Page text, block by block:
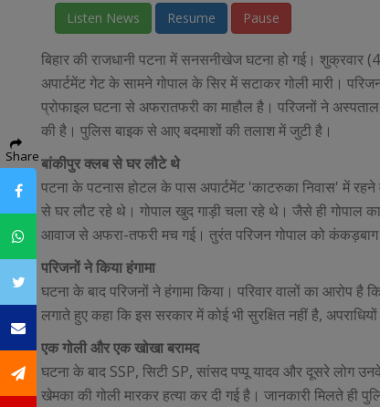
Listen News Resume Pause
बिहार की राजधानी पटना में सनसनीखेज घटना हो गई। शुक्रवार
अपार्टमेंट गेट के सामने गोपाल के सिर में सटाकर गोली मारी।
प्रोफाइल घटना से अफरातफरी का माहौल है। परिजनों ने
की है। पुलिस बाइक से आए बदमाशों की तलाश में जुटी है।
बांकीपुर क्लब से घर लौटे थे
पटना के पटनास होटल के पास अपार्टमेंट 'काटरुका निवास' में
से घर लौट रहे थे। गोपाल खुद गाड़ी चला रहे थे। जैसे ही गोपाल
आवाज से अफरा-तफरी मच गई। तुरंत परिजन गोपाल को
परिजनों ने किया हंगामा
घटना के बाद परिजनों ने हंगामा किया। परिवार वालों का आरोप
लगाते हुए कहा कि इस सरकार में कोई भी सुरक्षित नहीं है,
एक गोली और एक खोखा बरामद
घटना के बाद SSP, सिटी SP, सांसद पप्पू यादव और दूसरे लोग
खेमका की गोली मारकर हत्या कर दी गई है। जानकारी मिलते
Share
Facebook
Whatsapp
Twitter
Email
SMS